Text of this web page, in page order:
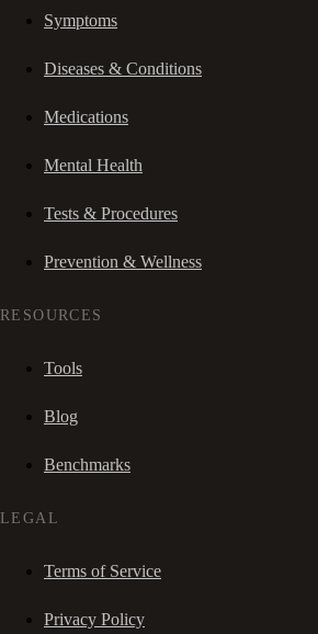
Symptoms
Diseases & Conditions
Medications
Mental Health
Tests & Procedures
Prevention & Wellness
RESOURCES
Tools
Blog
Benchmarks
LEGAL
Terms of Service
Privacy Policy